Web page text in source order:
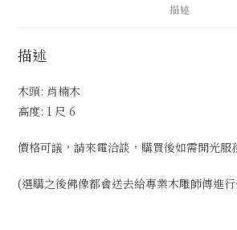
描述
描述
木頭: 肖楠木
高度: 1 尺 6
價格可議，請來電洽談，購買後如需開光服
(選購之後佛像都會送去給專業木雕師傅進